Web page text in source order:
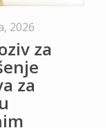
2026
za
za